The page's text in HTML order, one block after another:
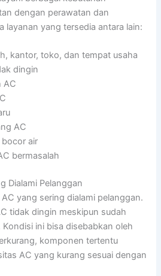
dengan perawatan dan
layanan yang tersedia antara lain:
kantor, toko, dan tempat usaha
dingin
AC
AC
bocor air
bermasalah
Dialami Pelanggan
yang sering dialami pelanggan.
tidak dingin meskipun sudah
ini bisa disebabkan oleh
komponen tertentu
AC yang kurang sesuai dengan